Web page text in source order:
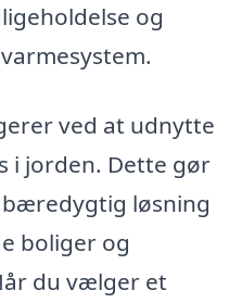
og
ved at udnytte
i jorden. Dette gør
løsning
boliger og
du vælger et